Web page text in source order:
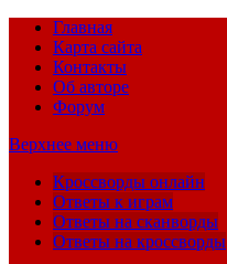
Главная
Карта сайта
Контакты
Об авторе
Форум
Верхнее меню
Кроссворды онлайн
Ответы к играм
Ответы на сканворды
Ответы на кроссворды